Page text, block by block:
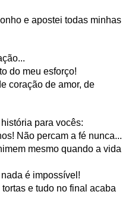
e apostei todas minhas
do meu esforço!
coração de amor, de
para vocês:
Não percam a fé nunca...
mesmo quando a vida
é impossível!
e tudo no final acaba